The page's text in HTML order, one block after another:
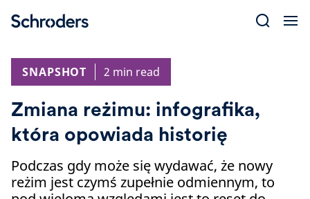
SNAPSHOT
2 min read
Zmiana reżimu: infografika,
która opowiada historię
Podczas gdy może się wydawać, że nowy
reżim jest czymś zupełnie odmiennym, to